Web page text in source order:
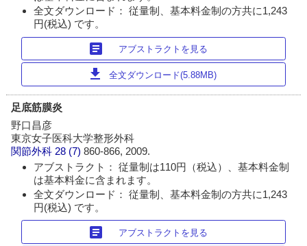
全文ダウンロード： 従量制、基本料金制の方共に1,243
円(税込) です。
article アブストラクトを見る
download 全文ダウンロード(5.88MB)
足底筋膜炎
野口昌彦
東京女子医科大学整形外科
関節外科 28 (7)860-866, 2009.
アブストラクト： 従量制は110円（税込）、基本料金制
は基本料金に含まれます。
全文ダウンロード： 従量制、基本料金制の方共に1,243
円(税込) です。
article アブストラクトを見る